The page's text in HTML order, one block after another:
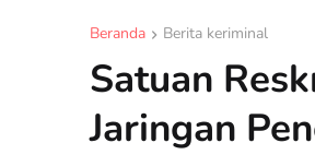
Beranda Berita keriminal
Satuan
Jaringan